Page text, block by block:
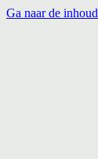
Ga naar de inhoud